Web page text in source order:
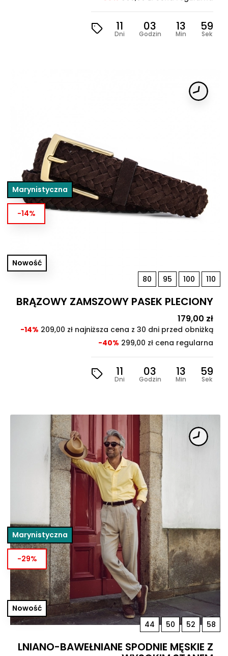
11
Dni
03
Godzin
13
Min
57
Sek
Marynistyczna
-14%
Nowość
80
95 100 110
BRĄZOWY ZAMSZOWY PASEK PLECIONY
Cena
179,00 zł
-14% 209,00 zł najniższa cena z 30 dni przed obniżką
-40% 299,00 zł cena regularna
11
Dni
03
Godzin
13
Min
57
Sek
Marynistyczna
-29%
Nowość
44
50 52 58
LNIANO-BAWEŁNIANE SPODNIE MĘSKIE Z